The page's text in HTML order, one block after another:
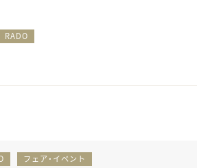
RADO
フェア・イベント